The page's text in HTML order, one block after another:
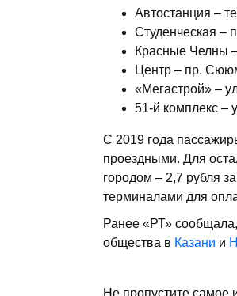
Автостанция –
Студенческая –
Красные Челны
Центр – пр.
«Мегастрой» –
51-й комплекс –
С 2019 года
проездными. Для
городом – 2,7 рубля
терминалами для
Ранее «РТ»
общества в Казани и